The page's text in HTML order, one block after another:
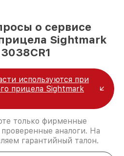
о сервисе
Sightmark
используются при
прицела Sightmark
только фирменные
аналоги. На
гарантийный талон.